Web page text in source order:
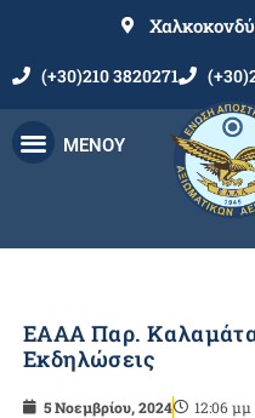
(+30)210 3820271
ΜΕΝΟΥ
ΕΑΑΑ Παρ.
Εκδηλώσεις
5 Νοεμβρίου, 2024 12:06 μμ